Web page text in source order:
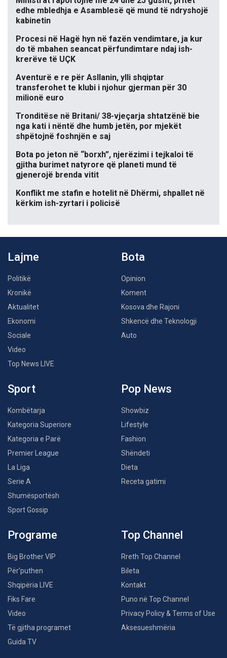
edhe mbledhja e Asamblesë që mund të ndryshojë
kabinetin
Procesi në Hagë hyn në fazën vendimtare, ja kur
do të mbahen seancat përfundimtare ndaj ish-
krerëve të UÇK
Aventurë e re për Asllanin, ylli shqiptar
transferohet te klubi i njohur gjerman për 30
milionë euro
Tronditëse në Britani/ 38-vjeçarja shtatzënë bie
nga kati i nëntë dhe humb jetën, por mjekët
shpëtojnë foshnjën e saj
Bota po jeton në “borxh”, njerëzimi i tejkaloi të
gjitha burimet natyrore që planeti mund të
gjenerojë brenda vitit
Konflikt me stafin e hotelit në Dhërmi, shpallet në
kërkim ish-zyrtari i policisë
Lajme
Politikë
Kronikë
Aktualitet
Ekonomi
Sociale
Video
Top News LIVE
Bota
Opinion
Koment
Kosova dhe Rajoni
Shkencë dhe Teknologji
Auto
Sport
Kombëtarja
Kategoria Superiore
Kategoria e Parë
Premier League
La Liga
Serie A
Shumësportësh
Sport Gossip
Pop News
Showbiz
Lifestyle
Fashion
Shëndeti
Dieta
Receta gatimi
Programe
Big Brother VIP
Për’puthen
Shqipëria LIVE
Fiks Fare
Video
Të gjitha programet
Guida TV
Top Channel
Rreth Top Channel
Bileta
Kontakt
Puno në Top Channel
Privacy Policy & Terms of Use
Aksesueshmëria